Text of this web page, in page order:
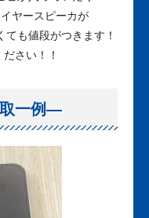
ヤースピーカが
も値段がつきます！
さい！！
一例—